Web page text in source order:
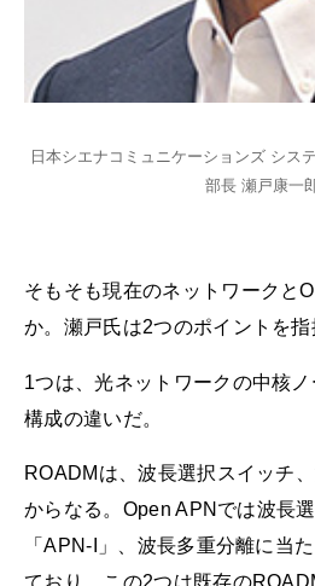
日本シエナコミュニケーションズ シス
部長 瀬戸康一
そもそも現在のネットワークと
か。瀬戸氏は2つのポイントを指
1つは、光ネットワークの中核
構成の違いだ。
ROADMは、波長選択スイッチ
からなる。Open APNでは波長
「APN-I」、波長多重分離に当
ており、この2つは既存の